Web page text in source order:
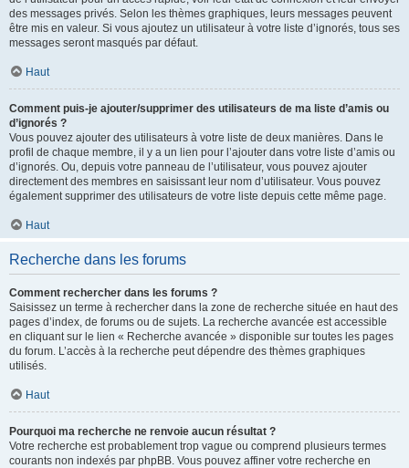
des messages privés. Selon les thèmes graphiques, leurs messages peuvent
être mis en valeur. Si vous ajoutez un utilisateur à votre liste d’ignorés, tous ses
messages seront masqués par défaut.
Haut
Comment puis-je ajouter/supprimer des utilisateurs de ma liste d’amis ou
d’ignorés ?
Vous pouvez ajouter des utilisateurs à votre liste de deux manières. Dans le
profil de chaque membre, il y a un lien pour l’ajouter dans votre liste d’amis ou
d’ignorés. Ou, depuis votre panneau de l’utilisateur, vous pouvez ajouter
directement des membres en saisissant leur nom d’utilisateur. Vous pouvez
également supprimer des utilisateurs de votre liste depuis cette même page.
Haut
Recherche dans les forums
Comment rechercher dans les forums ?
Saisissez un terme à rechercher dans la zone de recherche située en haut des
pages d’index, de forums ou de sujets. La recherche avancée est accessible
en cliquant sur le lien « Recherche avancée » disponible sur toutes les pages
du forum. L’accès à la recherche peut dépendre des thèmes graphiques
utilisés.
Haut
Pourquoi ma recherche ne renvoie aucun résultat ?
Votre recherche est probablement trop vague ou comprend plusieurs termes
courants non indexés par phpBB. Vous pouvez affiner votre recherche en